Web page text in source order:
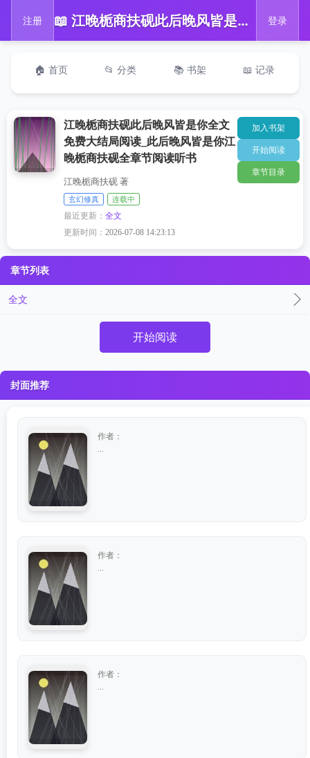
注册 📖 江晚栀商扶砚此后晚风皆是你全文免费大结局阅读_此后晚风皆是你江晚栀商扶砚全章节阅读听书 登录
🏠 首页 📂 分类 📚 书架 📖 记录
江晚栀商扶砚此后晚风皆是你全文
免费大结局阅读_此后晚风皆是你江
晚栀商扶砚全章节阅读听书
江晚栀商扶砚 著
玄幻修真 连载中
最近更新：全文
更新时间：2026-07-08 14:23:13
加入书架
开始阅读
章节目录
章节列表
全文
开始阅读
封面推荐
作者：
作者：
作者：